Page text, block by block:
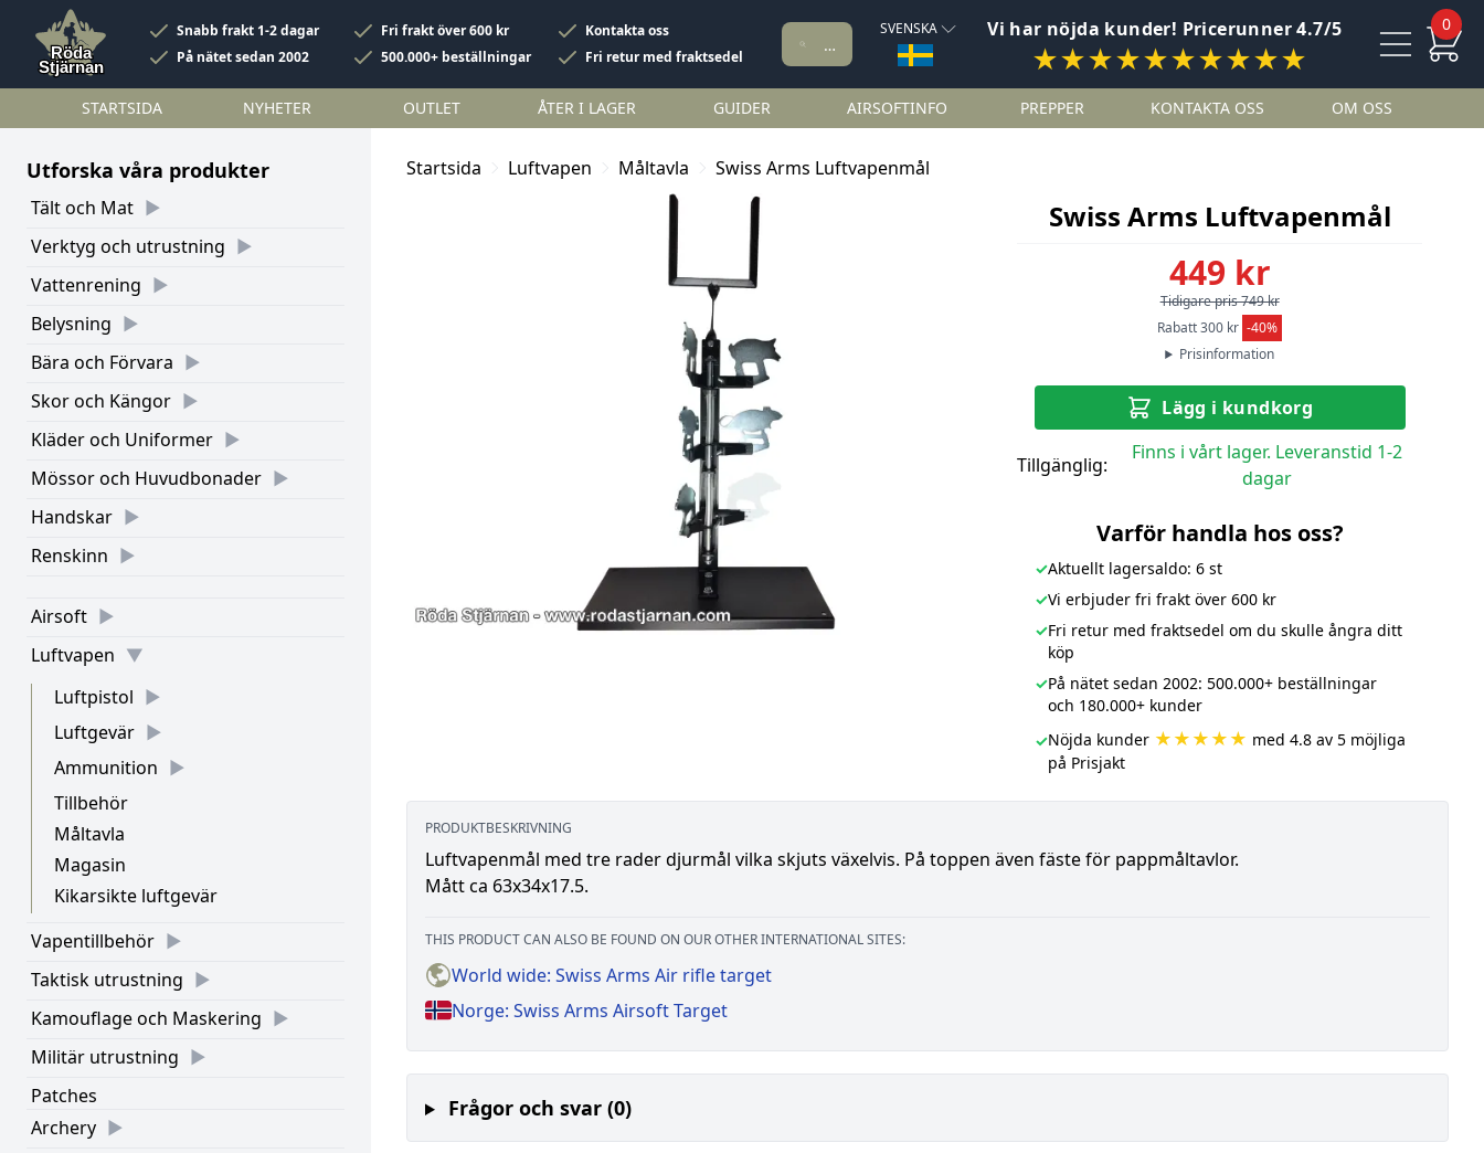
Snabb frakt 1-2 dagar Fri frakt över 600 kr
Kontakta oss
På nätet sedan 2002
500.000+ beställningar Fri retur med fraktsedel
SVENSKA Vi har nöjda kunder! Pricerunner 4.7/5
★★★★★★★★★★
0
STARTSIDA NYHETER OUTLET ÅTER I LAGER GUIDER AIRSOFTINFO PREPPER KONTAKTA OSS OM OSS
Utforska våra produkter
Tält och Mat
Verktyg och utrustning
Vattenrening
Belysning
Bära och Förvara
Skor och Kängor
Kläder och Uniformer
Mössor och Huvudbonader
Handskar
Renskinn
Airsoft
Luftvapen
Luftpistol
Luftgevär
Ammunition
Tillbehör
Måltavla
Magasin
Kikarsikte luftgevär
Vapentillbehör
Taktisk utrustning
Kamouflage och Maskering
Militär utrustning
Patches
Archery
Startsida Luftvapen Måltavla Swiss Arms Luftvapenmål
Swiss Arms Luftvapenmål
449 kr
Tidigare pris 749 kr
Rabatt 300 kr -40%
Prisinformation
Lägg i kundkorg
Tillgänglig:
Finns i vårt lager. Leveranstid 1-2
dagar
Varför handla hos oss?
✓Aktuellt lagersaldo: 6 st
✓Vi erbjuder fri frakt över 600 kr
✓Fri retur med fraktsedel om du skulle ångra ditt
köp
✓På nätet sedan 2002: 500.000+ beställningar
och 180.000+ kunder
✓Nöjda kunder ★★★★★ med 4.8 av 5 möjliga
på Prisjakt
PRODUKTBESKRIVNING
Luftvapenmål med tre rader djurmål vilka skjuts växelvis. På toppen även fäste för pappmåltavlor.
Mått ca 63x34x17.5.
THIS PRODUCT CAN ALSO BE FOUND ON OUR OTHER INTERNATIONAL SITES:
World wide: Swiss Arms Air rifle target
Norge: Swiss Arms Airsoft Target
Frågor och svar (0)